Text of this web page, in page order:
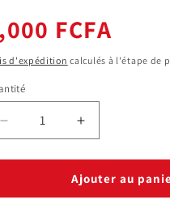
FCFA
d'expédition calculés à l'étape de
Réduire
la
quantité
Spray
Augmenter
la
quantité
de
Spray
Ajouter au